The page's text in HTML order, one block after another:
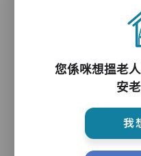
電動床,氣墊床,電梯
護理服務
您係咪想搵老
安
我